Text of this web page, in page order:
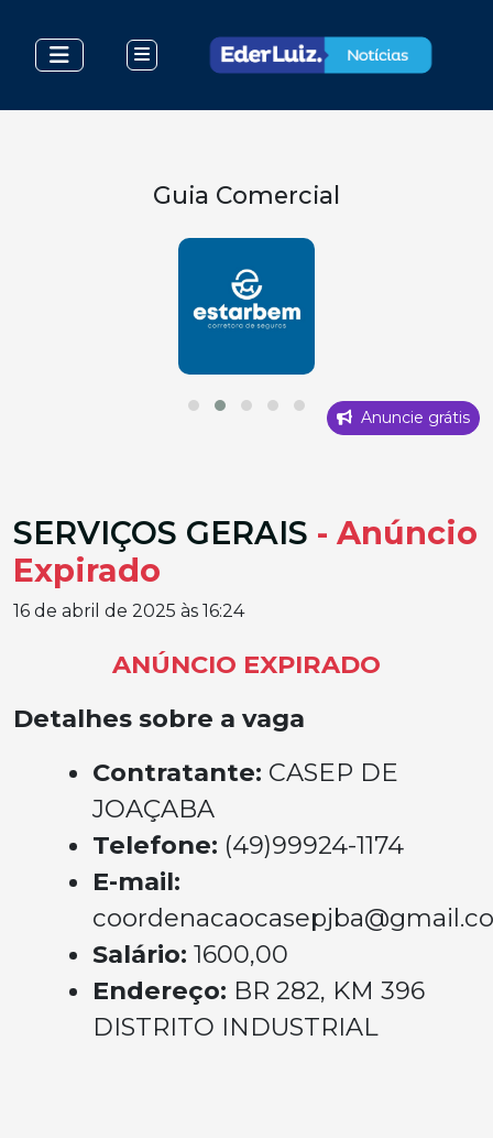
Guia Comercial
Anuncie grátis
SERVIÇOS GERAIS - Anúncio
Expirado
16 de abril de 2025 às 16:24
ANÚNCIO EXPIRADO
Detalhes sobre a vaga
Contratante: CASEP DE
JOAÇABA
Telefone: (49)99924-1174
E-mail:
Salário: 1600,00
Endereço: BR 282, KM 396
DISTRITO INDUSTRIAL